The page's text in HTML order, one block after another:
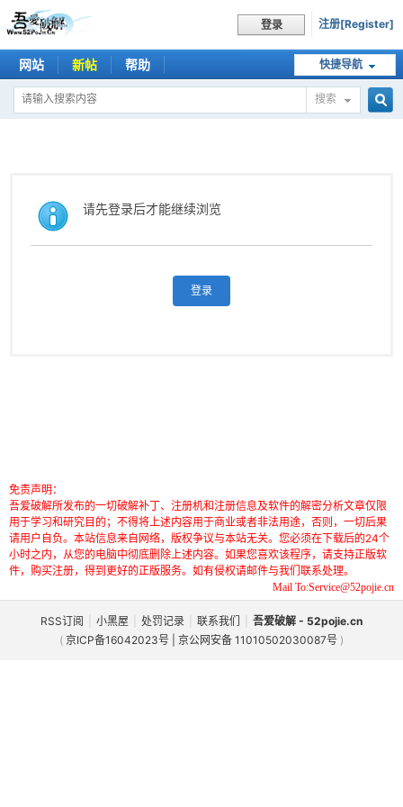
登录 注册[Register]
快捷导航
网站 新帖 帮助
搜索
请先登录后才能继续浏览
登录
免责声明：
吾爱破解所发布的一切破解补丁、注册机和注册信息及软件的解密分析文章仅限
用于学习和研究目的；不得将上述内容用于商业或者非法用途，否则，一切后果
请用户自负。本站信息来自网络，版权争议与本站无关。您必须在下载后的24个
小时之内，从您的电脑中彻底删除上述内容。如果您喜欢该程序，请支持正版软
件，购买注册，得到更好的正版服务。如有侵权请邮件与我们联系处理。
Mail To:Service@52pojie.cn
RSS订阅 小黑屋 处罚记录 联系我们
吾爱破解 - 52pojie.cn
( 京ICP备16042023号 | 京公网安备 11010502030087号 )